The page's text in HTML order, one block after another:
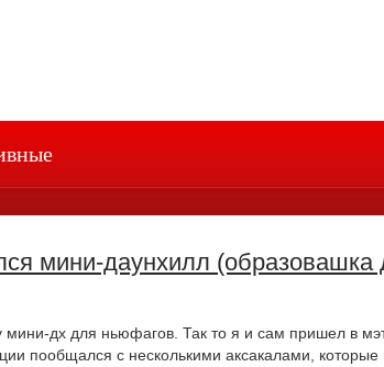
мини-даунхилл (образовашка
дх для ньюфагов. Так то я и сам пришел в
пообщался с несколькими аксакалами, которые